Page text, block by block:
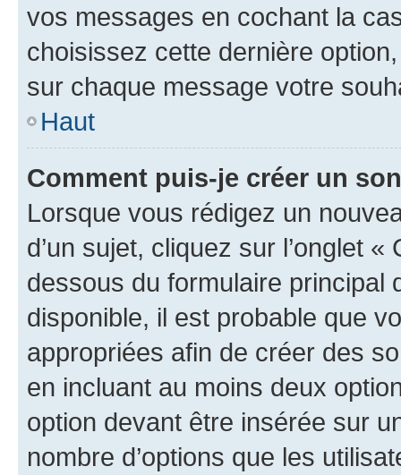
vos messages en cochant la
choisissez cette dernière
sur chaque message votre
Haut
Comment puis-je créer un
Lorsque vous rédigez un
d’un sujet, cliquez sur l’onglet
dessous du formulaire principal
disponible, il est probable que
appropriées afin de créer des
en incluant au moins deux
option devant être insérée sur
nombre d’options que les